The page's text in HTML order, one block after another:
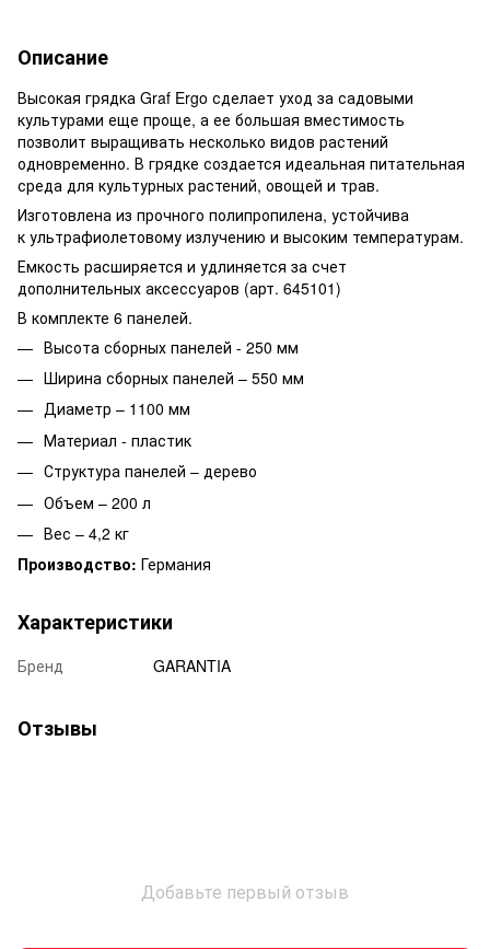
Описание
Высокая грядка Graf Ergo сделает уход за садовыми
культурами еще проще, а ее большая вместимость
позволит выращивать несколько видов растений
одновременно. В грядке создается идеальная питательная
среда для культурных растений, овощей и трав.
Изготовлена из прочного полипропилена, устойчива
к ультрафиолетовому излучению и высоким температурам.
Емкость расширяется и удлиняется за счет
дополнительных аксессуаров (арт. 645101)
В комплекте 6 панелей.
Высота сборных панелей - 250 мм
Ширина сборных панелей – 550 мм
Диаметр – 1100 мм
Материал - пластик
Структура панелей – дерево
Объем – 200 л
Вес – 4,2 кг
Производство: Германия
Характеристики
Бренд GARANTIA
Отзывы
Добавьте первый отзыв